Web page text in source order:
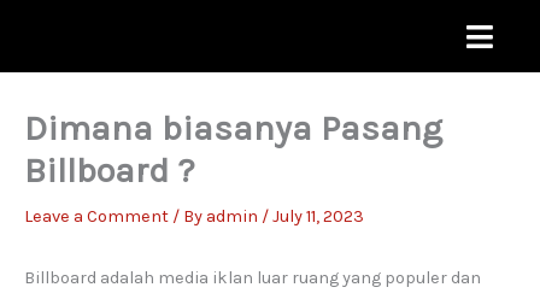
content
Dimana biasanya Pasang
Billboard ?
Leave a Comment / By admin /July 11, 2023
Billboard adalah media iklan luar ruang yang populer dan